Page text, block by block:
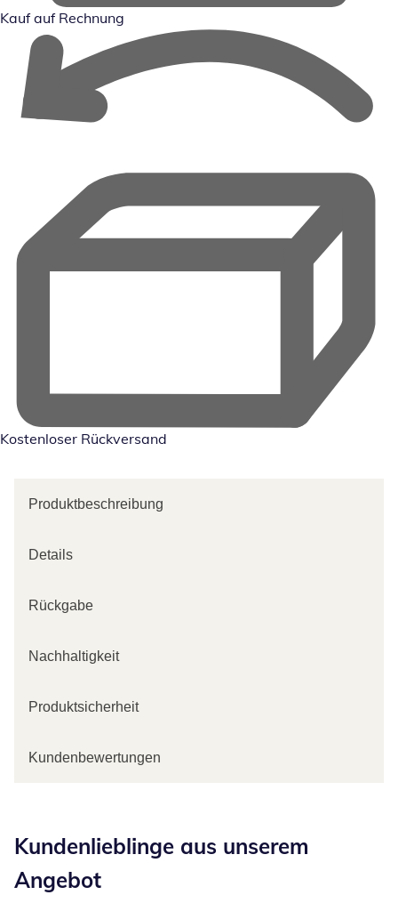
Kauf auf Rechnung
Kostenloser Rückversand
Produktbeschreibung
Details
Rückgabe
Nachhaltigkeit
Produktsicherheit
Kundenbewertungen
Kundenlieblinge aus unserem
Angebot